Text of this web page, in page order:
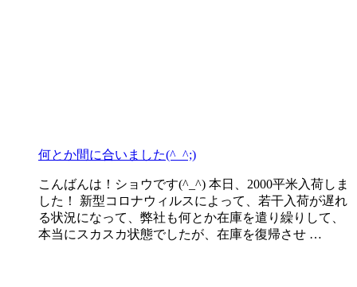
何とか間に合いました(^_^;)
こんばんは！ショウです(^_^) 本日、2000平米入荷しま
した！ 新型コロナウィルスによって、若干入荷が遅れ
る状況になって、弊社も何とか在庫を遣り繰りして、
本当にスカスカ状態でしたが、在庫を復帰させ …